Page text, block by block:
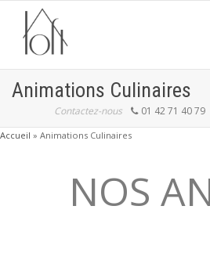
Animations Culinaires
Contactez-nous 01 42 71 40 79
Accueil » Animations Culinaires
NOS